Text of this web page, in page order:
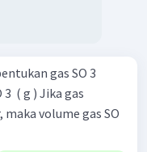
gas SO 3
volume gas SO